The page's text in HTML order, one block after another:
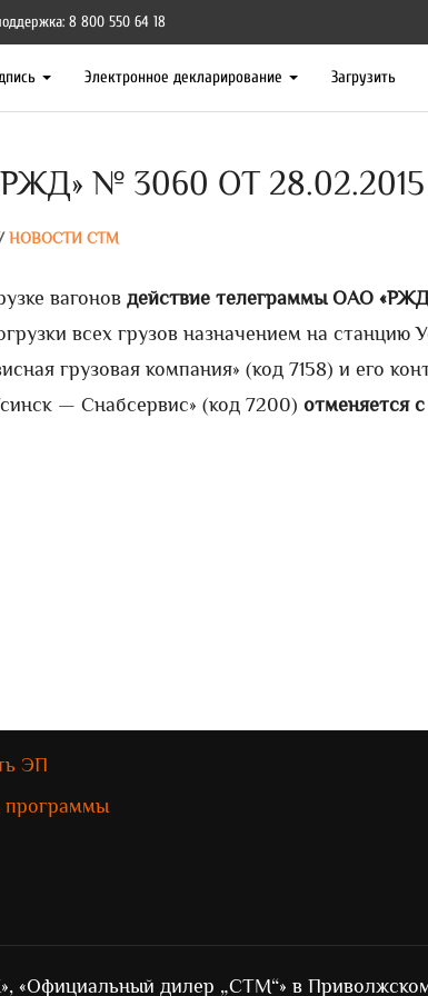
8 800 550 64 18
Электронное декларирование Загрузить
№ 3060 ОТ 28.02.2015
НОВОСТИ СТМ
вагонов действие телеграммы ОАО
всех грузов назначением на станцию
грузовая компания» (код 7158) и его
— Снабсервис» (код 7200) отменяется
ЭП
программы
дилер „СТМ“» в